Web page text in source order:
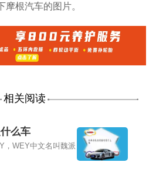
摩根汽车的图片。
相关阅读
么车
，WEY中文名叫魏派